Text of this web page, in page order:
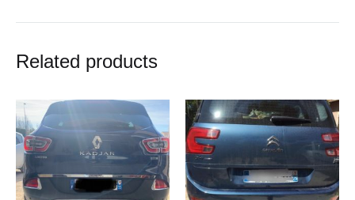
Related products